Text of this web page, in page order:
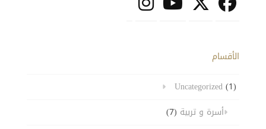
الأقسام
Uncategorized(1)
أسرة و تربية (7)